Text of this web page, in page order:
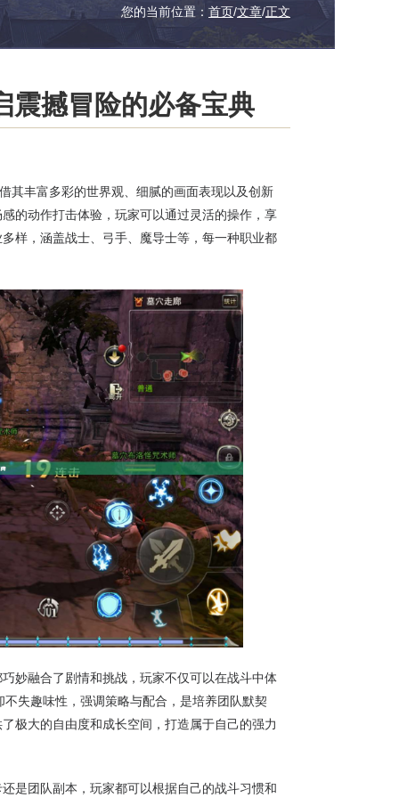
您的当前位置： 首页/文章/正文
撼冒险的必备宝典
其丰富多彩的世界观、细腻的画面表现以及创新
的动作打击体验，玩家可以通过灵活的操作，享
样，涵盖战士、弓手、魔导士等，每一种职业都
妙融合了剧情和挑战，玩家不仅可以在战斗中体
失趣味性，强调策略与配合，是培养团队默契
极大的自由度和成长空间，打造属于自己的强力
是团队副本，玩家都可以根据自己的战斗习惯和